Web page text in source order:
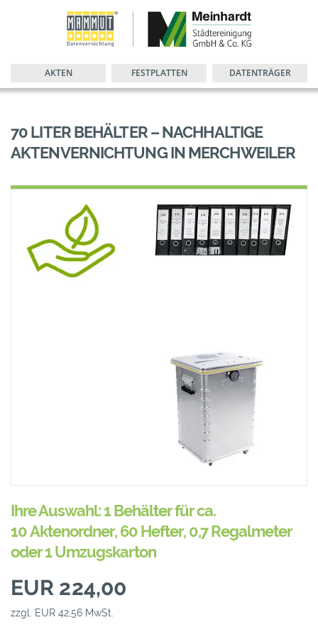
AKTEN FESTPLATTEN DATENTRÄGER
70 LITER BEHÄLTER – NACHHALTIGE
AKTENVERNICHTUNG IN MERCHWEILER
Ihre Auswahl: 1 Behälter für ca.
10 Aktenordner, 60 Hefter, 0,7 Regalmeter
oder 1 Umzugskarton
EUR 224,00
zzgl. EUR 42,56 MwSt.